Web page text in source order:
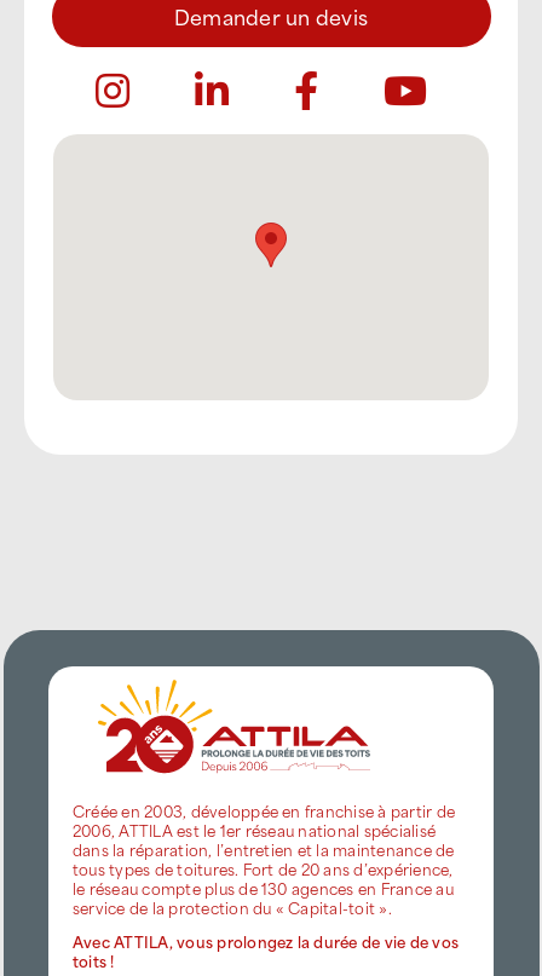
Demander un devis
Créée en 2003, développée en franchise à partir de
2006, ATTILA est le 1er réseau national spécialisé
dans la réparation, l’entretien et la maintenance de
tous types de toitures. Fort de 20 ans d’expérience,
le réseau compte plus de 130 agences en France au
service de la protection du « Capital-toit ».
Avec ATTILA, vous prolongez la durée de vie de vos
toits !